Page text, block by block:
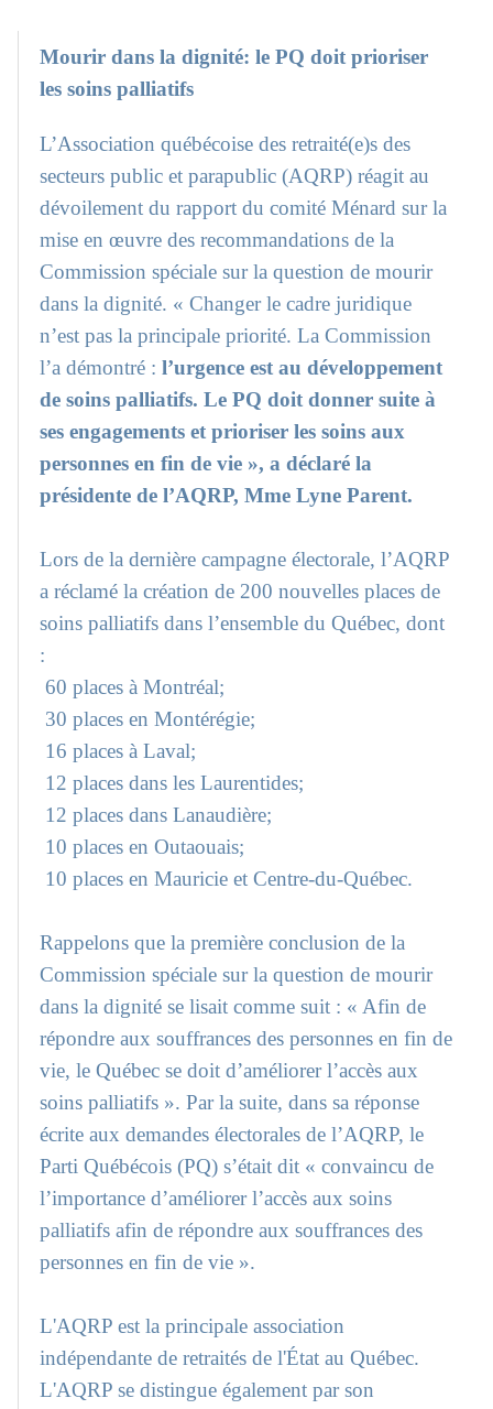
Mourir dans la dignité: le PQ doit prioriser
les soins palliatifs
L’Association québécoise des retraité(e)s des
secteurs public et parapublic (AQRP) réagit au
dévoilement du rapport du comité Ménard sur la
mise en œuvre des recommandations de la
Commission spéciale sur la question de mourir
dans la dignité. « Changer le cadre juridique
n’est pas la principale priorité. La Commission
l’a démontré :l’urgence est au développement
de soins palliatifs. Le PQ doit donner suite à
ses engagements et prioriser les soins aux
personnes en fin de vie », a déclaré la
présidente de l’AQRP, Mme Lyne Parent.
Lors de la dernière campagne électorale, l’AQRP
a réclamé la création de 200 nouvelles places de
soins palliatifs dans l’ensemble du Québec, dont
:
60 places à Montréal;
30 places en Montérégie;
16 places à Laval;
12 places dans les Laurentides;
12 places dans Lanaudière;
10 places en Outaouais;
10 places en Mauricie et Centre-du-Québec.
Rappelons que la première conclusion de la
Commission spéciale sur la question de mourir
dans la dignité se lisait comme suit : « Afin de
répondre aux souffrances des personnes en fin de
vie, le Québec se doit d’améliorer l’accès aux
soins palliatifs ». Par la suite, dans sa réponse
écrite aux demandes électorales de l’AQRP, le
Parti Québécois (PQ) s’était dit « convaincu de
l’importance d’améliorer l’accès aux soins
palliatifs afin de répondre aux souffrances des
personnes en fin de vie ».
L'AQRP est la principale association
indépendante de retraités de l'État au Québec.
L'AQRP se distingue également par son